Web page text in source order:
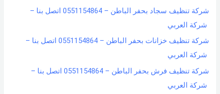
شركة تنظيف سجاد بحفر الباطن – 0551154864 اتصل بنا –
شركة العربي
شركة تنظيف خزانات بحفر الباطن – 0551154864 اتصل بنا –
شركة العربي
شركة تنظيف فرش بحفر الباطن – 0551154864 اتصل بنا –
شركة العربي